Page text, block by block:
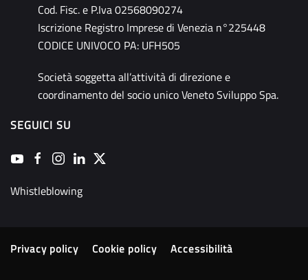
Cod. Fisc. e P.Iva 02568090274
Iscrizione Registro Imprese di Venezia n°225448
CODICE UNIVOCO PA: UFH505
Società soggetta all’attività di direzione e
coordinamento del socio unico Veneto Sviluppo Spa.
SEGUICI SU
Whistleblowing
Privacy policy Cookie policy Accessibilità